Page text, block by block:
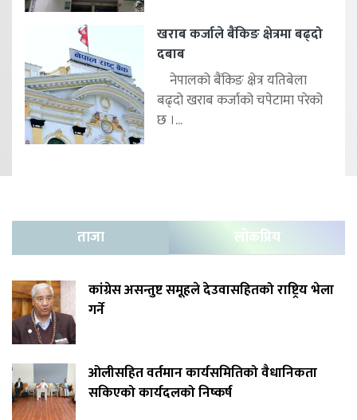
खराब कर्जाले बैंकिङ क्षेत्रमा बढ्दो
दबाब
नेपालको बैंकिङ क्षेत्र यतिबेला
बढ्दो खराब कर्जाको चपेटामा परेको
छ ।...
ताजा लोकप्रिय
कांग्रेस असन्तुष्ट समूहले देउवासहितको राष्ट्रिय भेला
गर्ने
ओलीसहित वर्तमान कार्यसमितिको वैधानिकता
सकिएको कार्यदलको निष्कर्ष